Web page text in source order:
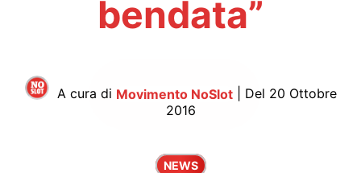
bendata”
A cura di Movimento NoSlot| Del 20 Ottobre
2016
NEWS